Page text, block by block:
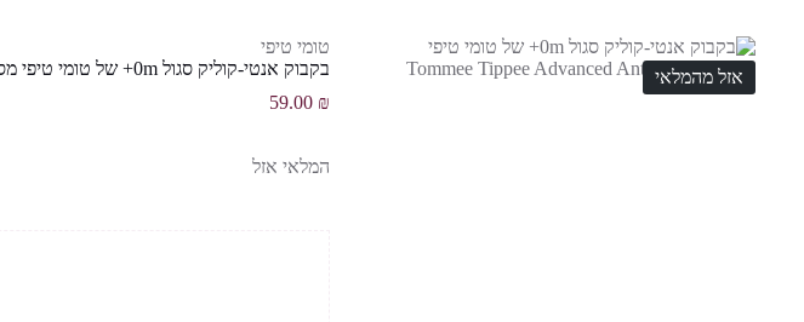
אזל מהמלאי
טומי טיפי
בקבוק אנטי-קוליק סגול 0m+ של טומי טיפי מסדרת Tommee Tippee Advanced Anti-Colic
59.00 ₪
המלאי אזל